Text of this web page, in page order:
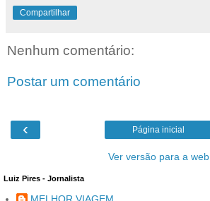
Compartilhar
Nenhum comentário:
Postar um comentário
‹ Página inicial
Ver versão para a web
Luiz Pires - Jornalista
MELHOR VIAGEM